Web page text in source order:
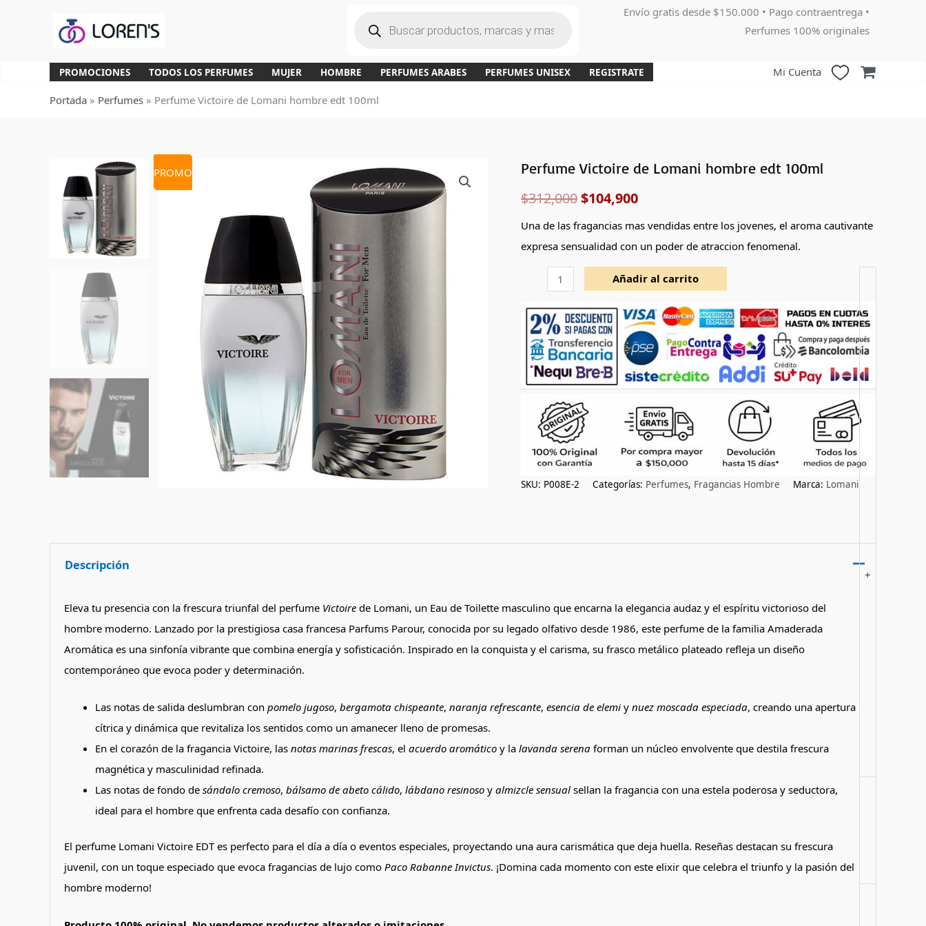
a
d
e
r
o
Envío gratis desde $150.000 • Pago contraentrega •
Perfumes 100% originales
PROMOCIONES TODOS LOS PERFUMES MUJER HOMBRE PERFUMES ARABES PERFUMES UNISEX REGISTRATE Mi Cuenta
Portada » Perfumes » Perfume Victoire de Lomani hombre edt 100ml
PROMO
Perfume Victoire de Lomani hombre edt 100ml
$312,000
El
precio
original
era:
$312,000.
$104,900
El
precio
actual
es:
$104,900.
Una de las fragancias mas vendidas entre los jovenes, el aroma cautivante
expresa sensualidad con un poder de atraccion fenomenal.
Perfume
de
Lomani
hombre
+
Añadir al carrito
SKU: P008E-2 Categorías: Perfumes, Fragancias Hombre Marca: Lomani
Descripción
Eleva tu presencia con la frescura triunfal del perfume Victoirede Lomani, un Eau de Toilette masculino que encarna la elegancia audaz y el espíritu victorioso del
hombre moderno. Lanzado por la prestigiosa casa francesa Parfums Parour, conocida por su legado olfativo desde 1986, este perfume de la familia Amaderada
Aromática es una sinfonía vibrante que combina energía y sofisticación. Inspirado en la conquista y el carisma, su frasco metálico plateado refleja un diseño
contemporáneo que evoca poder y determinación.
Las notas de salida deslumbran con pomelo jugoso, bergamota chispeante, naranja refrescante, esencia de elemiy nuez moscada especiada, creando una apertura
cítrica y dinámica que revitaliza los sentidos como un amanecer lleno de promesas.
En el corazón de la fragancia Victoire, las notas marinas frescas, el acuerdo aromáticoy la lavanda serenaforman un núcleo envolvente que destila frescura
magnética y masculinidad refinada.
Las notas de fondo de sándalo cremoso, bálsamo de abeto cálido, lábdano resinosoy almizcle sensualsellan la fragancia con una estela poderosa y seductora,
ideal para el hombre que enfrenta cada desafío con confianza.
El perfume Lomani Victoire EDT es perfecto para el día a día o eventos especiales, proyectando una aura carismática que deja huella. Reseñas destacan su frescura
juvenil, con un toque especiado que evoca fragancias de lujo como Paco Rabanne Invictus. ¡Domina cada momento con este elixir que celebra el triunfo y la pasión del
hombre moderno!